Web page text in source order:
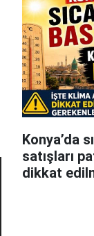
Konya’da
satışları
dikkat